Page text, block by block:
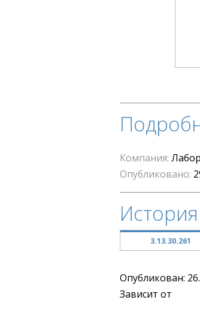
Компания
Опубликовано
3.13.30.261
Опубликован:
Зависит от